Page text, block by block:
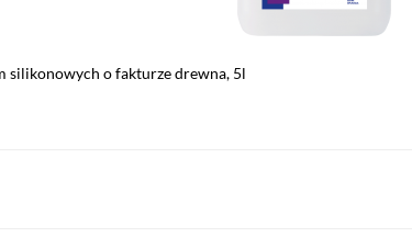
silikonowych o fakturze drewna, 5l